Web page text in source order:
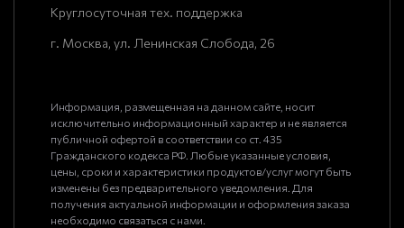
Круглосуточная тех. поддержка
г. Москва, ул. Ленинская Слобода, 26
Информация, размещенная на данном сайте, носит
исключительно информационный характер и не является
публичной офертой в соответствии со ст. 435
Гражданского кодекса РФ. Любые указанные условия,
цены, сроки и характеристики продуктов/услуг могут быть
изменены без предварительного уведомления. Для
получения актуальной информации и оформления заказа
необходимо связаться с нами.